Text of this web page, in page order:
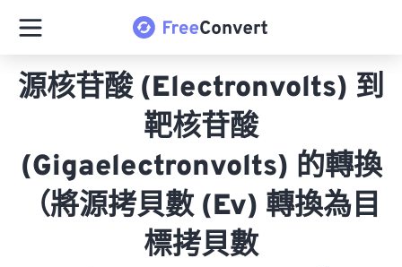
源核苷酸 (Electronvolts) 到
靶核苷酸
(Gigaelectronvolts) 的轉換
（將源拷貝數 (Ev) 轉換為目
標拷貝數